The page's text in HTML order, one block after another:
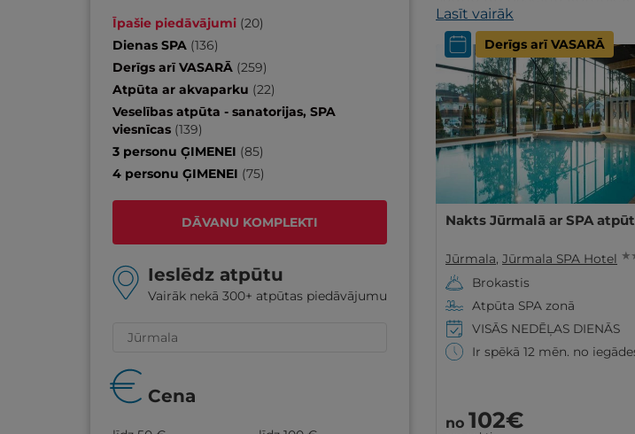
Īpašie piedāvājumi (20)
Dienas SPA (136)
Derīgs arī VASARĀ (259)
Atpūta ar akvaparku (22)
Veselības atpūta - sanatorijas, SPA
viesnīcas (139)
3 personu ĢIMENEI (85)
4 personu ĢIMENEI (75)
DĀVANU KOMPLEKTI
Ieslēdz atpūtu
Vairāk nekā 300+ atpūtas piedāvājumu
Cena
Lasīt vairāk
Derīgs arī VASARĀ
Nakts Jūrmalā ar SPA
Jūrmala, Jūrmala SPA Hotel ★
Brokastis
Atpūta SPA zonā
VISĀS NEDĒĻAS DIENĀS
Ir spēkā 12 mēn. no
no 102€